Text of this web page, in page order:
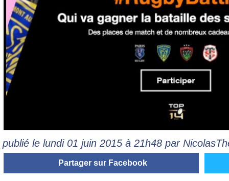
publié le lundi 01 juin 2015 à 21h48 par
Partager sur Facebook